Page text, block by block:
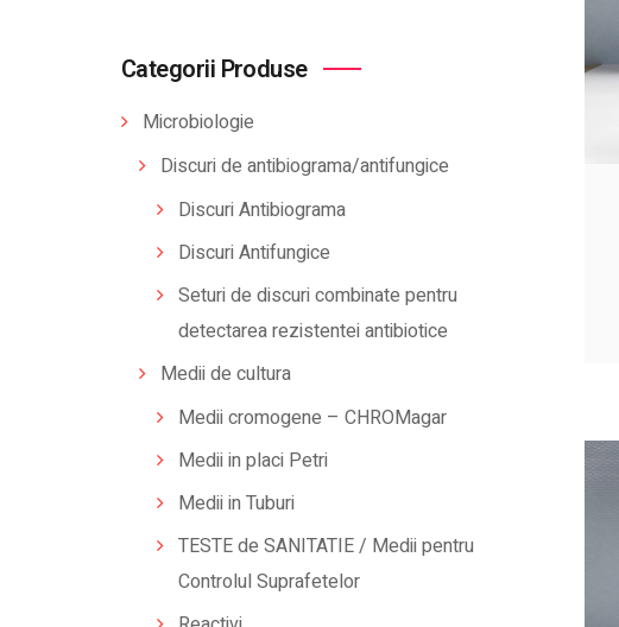
Categorii Produse
Microbiologie
Discuri de antibiograma/antifungice
Discuri Antibiograma
Discuri Antifungice
Seturi de discuri combinate pentru
detectarea rezistentei antibiotice
Medii de cultura
Medii cromogene – CHROMagar
Medii in placi Petri
Medii in Tuburi
TESTE de SANITATIE / Medii pentru
Controlul Suprafetelor